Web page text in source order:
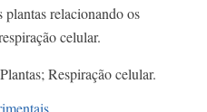
plantas relacionando os
celular.
Respiração celular.